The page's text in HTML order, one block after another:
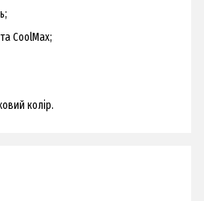
CoolMax;
колір.